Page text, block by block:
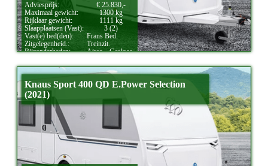
Adviesprijs:
€ 25.830,-
Maximaal gewicht:
1300 kg
Rijklaar gewicht:
1111 kg
Slaapplaatsen (Vast):
3 (2)
Vast(e) bed(den):
Frans Bed.
Zitgelegenheid.:
Treinzit.
Bijzonderheden:
Airco., Gasloos.
Knaus Sport 400 QD E.Power Selection
(2021)